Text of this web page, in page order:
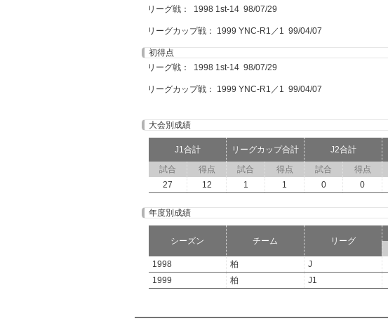
リーグ戦： 1998 1st-14 98/07/29
リーグカップ戦： 1999 YNC-R1／1 99/04/07
初得点
リーグ戦： 1998 1st-14 98/07/29
リーグカップ戦： 1999 YNC-R1／1 99/04/07
大会別成績
J1合計 リーグカップ合計 J2合計
試合
得点 試合 得点 試合 得点
27
12 1 1 0 0
年度別成績
シーズン チーム リーグ
1998
柏 J
1999
柏 J1